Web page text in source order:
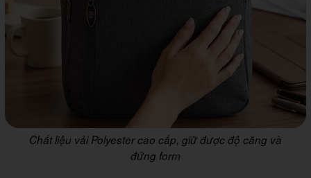
Chất liệu vải Polyester cao cấp, giữ được độ căng và
đứng form